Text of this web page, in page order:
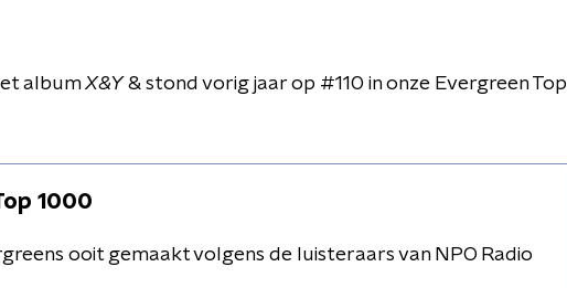
albumX&Y& stond vorig jaar op #110 in onze Evergreen Top
1000
ooit gemaakt volgens de luisteraars van NPO Radio